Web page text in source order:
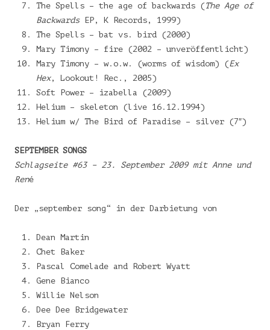
The Spells – the age of backwards (The Age of
BackwardsEP, K Records, 1999)
The Spells – bat vs. bird (2000)
Mary Timony – fire (2002 – unveröffentlicht)
Mary Timony – w.o.w. (worms of wisdom) (Ex
Hex, Lookout! Rec., 2005)
Soft Power – izabella (2009)
Helium – skeleton (live 16.12.1994)
Helium w/ The Bird of Paradise – silver (7″)
SEPTEMBER SONGS
Schlagseite #63 – 23. September 2009 mit Anne und
René
Der „september song“ in der Darbietung von
Dean Martin
Chet Baker
Pascal Comelade and Robert Wyatt
Gene Bianco
Willie Nelson
Dee Dee Bridgewater
Bryan Ferry